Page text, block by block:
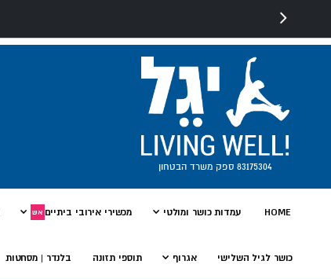
83175304 ספק משרד הבטחון
HOME עמדות כושר ומולטי מכשירי אירובי ביתיים אש
כושר לגיל השלישי אגרוף תוספי תזונה בלנדר | מסחטות